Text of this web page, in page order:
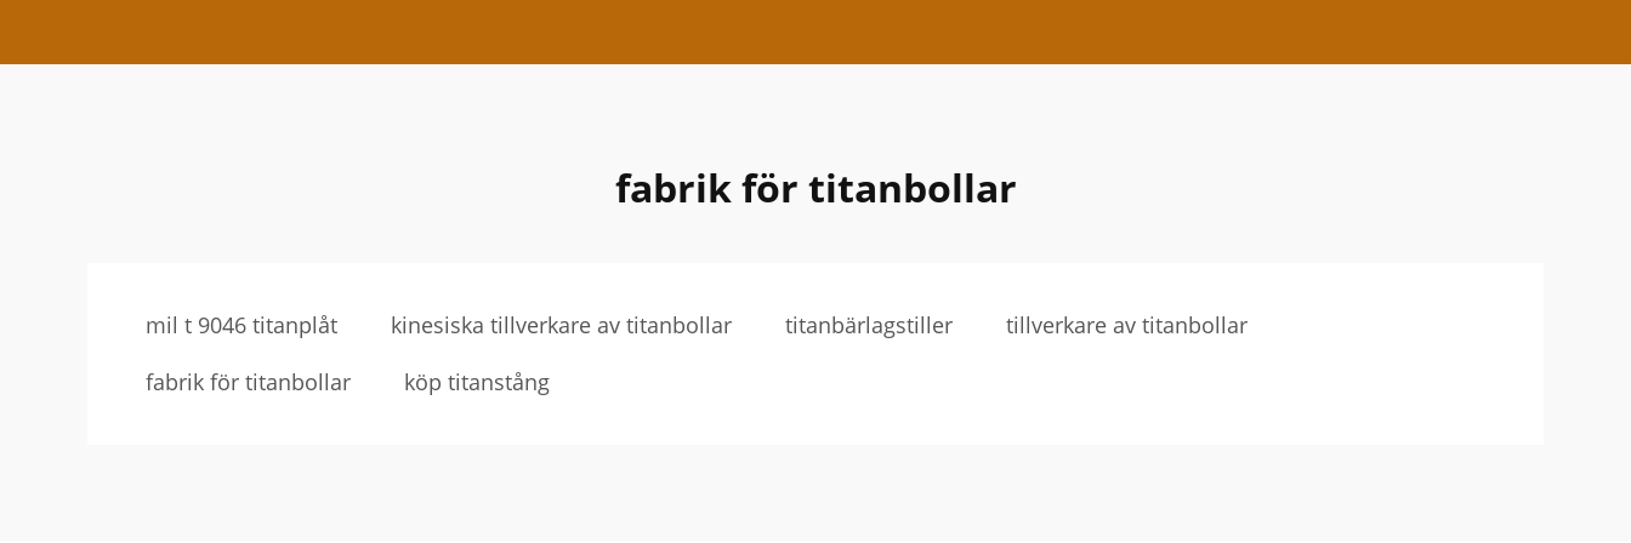
fabrik för titanbollar
mil t 9046 titanplåt kinesiska tillverkare av titanbollar titanbärlagstiller
tillverkare av titanbollar
fabrik för titanbollar
köp titanstång